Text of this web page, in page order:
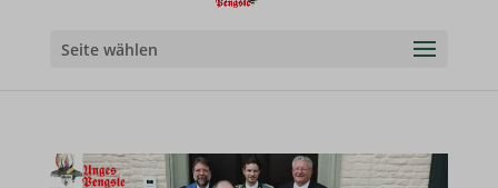
Seite wählen